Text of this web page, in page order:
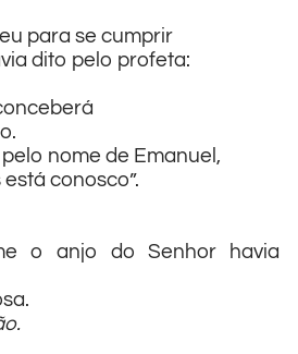
para se cumprir
dito pelo profeta:
nome de Emanuel,
conosco”.
o anjo do Senhor havia